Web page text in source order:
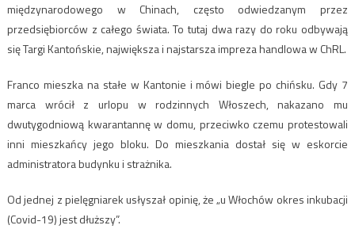
międzynarodowego w Chinach, często odwiedzanym przez
przedsiębiorców z całego świata. To tutaj dwa razy do roku odbywają
się Targi Kantońskie, największa i najstarsza impreza handlowa w ChRL.
Franco mieszka na stałe w Kantonie i mówi biegle po chińsku. Gdy 7
marca wrócił z urlopu w rodzinnych Włoszech, nakazano mu
dwutygodniową kwarantannę w domu, przeciwko czemu protestowali
inni mieszkańcy jego bloku. Do mieszkania dostał się w eskorcie
administratora budynku i strażnika.
Od jednej z pielęgniarek usłyszał opinię, że „u Włochów okres inkubacji
(Covid-19) jest dłuższy”.